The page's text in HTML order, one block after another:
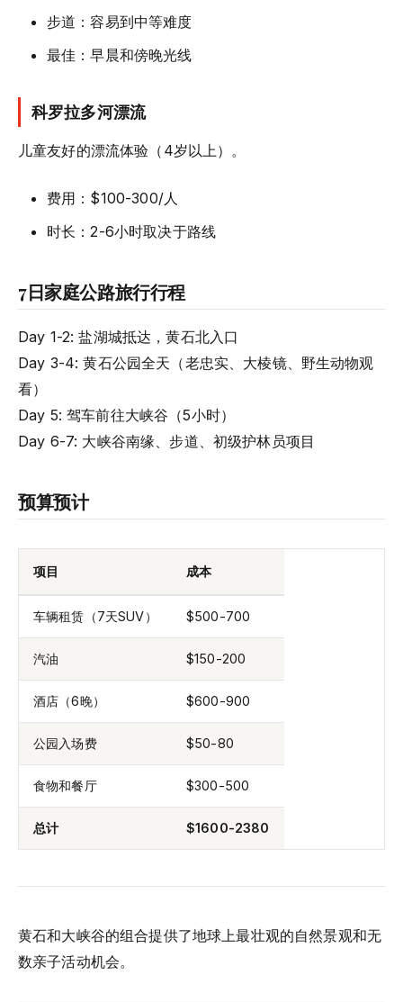
步道：容易到中等难度
最佳：早晨和傍晚光线
科罗拉多河漂流
儿童友好的漂流体验（4岁以上）。
费用：$100-300/人
时长：2-6小时取决于路线
7日家庭公路旅行行程
Day 1-2: 盐湖城抵达，黄石北入口
Day 3-4: 黄石公园全天（老忠实、大棱镜、野生动物观
看）
Day 5: 驾车前往大峡谷（5小时）
Day 6-7: 大峡谷南缘、步道、初级护林员项目
预算预计
项目 成本
车辆租赁（7天SUV） $500-700
汽油 $150-200
酒店（6晚） $600-900
公园入场费 $50-80
食物和餐厅 $300-500
总计 $1600-2380
黄石和大峡谷的组合提供了地球上最壮观的自然景观和无
数亲子活动机会。